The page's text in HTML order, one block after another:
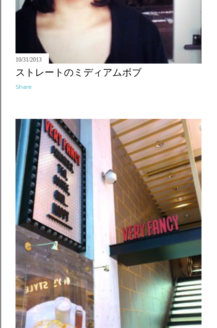
10/31/2013
ストレートのミディアムボブ
Share